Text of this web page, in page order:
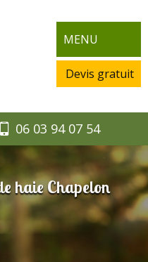
MENU
Devis gratuit
06 03 94 07 54
haie Chapelon